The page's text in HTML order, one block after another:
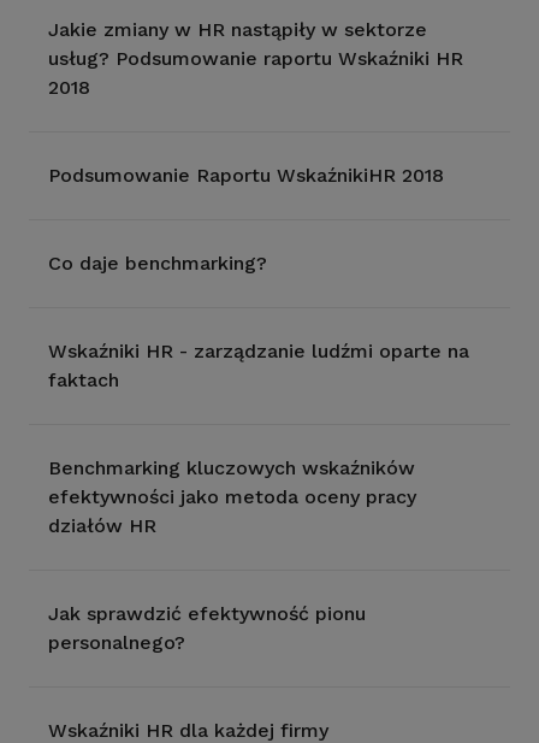
Jakie zmiany w HR nastąpiły w sektorze
usług? Podsumowanie raportu Wskaźniki HR
2018
Podsumowanie Raportu WskaźnikiHR 2018
Co daje benchmarking?
Wskaźniki HR - zarządzanie ludźmi oparte na
faktach
Benchmarking kluczowych wskaźników
efektywności jako metoda oceny pracy
działów HR
Jak sprawdzić efektywność pionu
personalnego?
Wskaźniki HR dla każdej firmy